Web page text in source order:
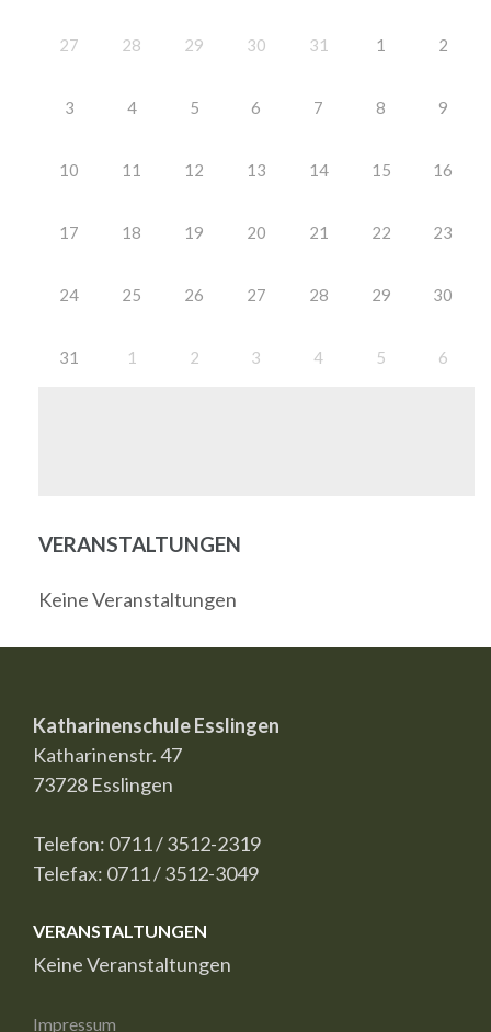
27 28 29 30 31 1 2
3 4 5 6 7 8 9
10 11 12 13 14 15 16
17 18 19 20 21 22 23
24 25 26 27 28 29 30
31 1 2 3 4 5 6
VERANSTALTUNGEN
Keine Veranstaltungen
Katharinenschule Esslingen
Katharinenstr. 47
73728 Esslingen
Telefon: 0711 / 3512-2319
Telefax: 0711 / 3512-3049
VERANSTALTUNGEN
Keine Veranstaltungen
Impressum